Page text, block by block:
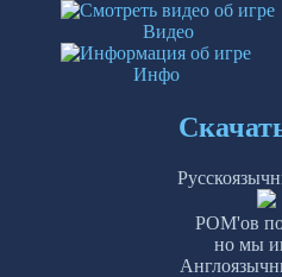
Видео
Инфо
РОМ'ов
но мы